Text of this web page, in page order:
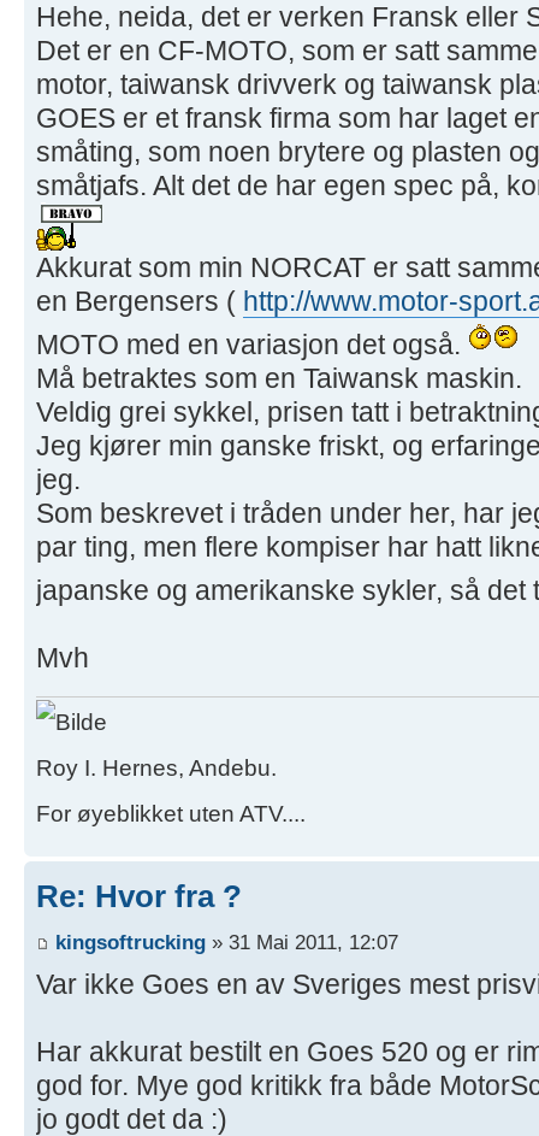
Hehe, neida, det er verken Fransk eller
Det er en CF-MOTO, som er satt
motor, taiwansk drivverk og taiwansk
GOES er et fransk firma som har laget
småting, som noen brytere og plasten
småtjafs. Alt det de har egen spec på,
Akkurat som min NORCAT er satt
en Bergensers ( http://www.motor-
MOTO med en variasjon det også.
Må betraktes som en Taiwansk maskin.
Veldig grei sykkel, prisen tatt i
Jeg kjører min ganske friskt, og
jeg.
Som beskrevet i tråden under her, har
par ting, men flere kompiser har hatt
japanske og amerikanske sykler, så
Mvh
Roy I. Hernes, Andebu.
For øyeblikket uten ATV....
Re: Hvor fra ?
kingsoftrucking » 31 Mai 2011, 12:07
Var ikke Goes en av Sveriges mest
Har akkurat bestilt en Goes 520 og er
god for. Mye god kritikk fra både
jo godt det da :)